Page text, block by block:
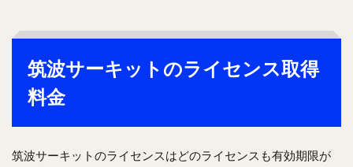
筑波サーキットのライセンス取得
料金
筑波サーキットのライセンスはどのライセンスも有効期限が